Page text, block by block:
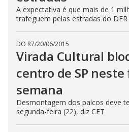
A expectativa é que mais de 1
trafeguem pelas estradas do DER
DO R7/20/06/2015
Virada Cultural
centro de SP
semana
Desmontagem dos palcos deve
segunda-feira (22), diz CET